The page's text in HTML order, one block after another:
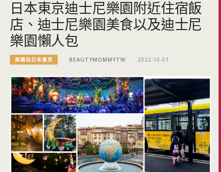
日本東京迪士尼樂園附近住宿飯
店、迪士尼樂園美食以及迪士尼
樂園懶人包
美媽玩日本東京 BEAUTYMOMMYTW 2022-10-01